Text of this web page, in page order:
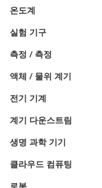
온도계
실험 기구
측정 / 측정
액체 / 물위 계기
전기 기계
계기 다운스트림
생명 과학 기기
클라우드 컴퓨팅